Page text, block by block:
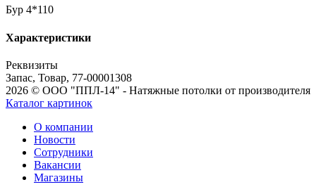
Бур 4*110
Характеристики
Реквизиты
Запас, Товар, 77-00001308
2026 © ООО "ППЛ-14" - Натяжные потолки от производителя
Каталог картинок
О компании
Новости
Сотрудники
Вакансии
Магазины